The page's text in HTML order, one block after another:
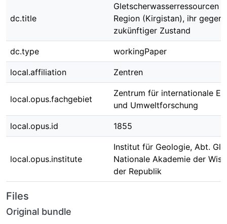
dc.title
Gletscherwasserressourcen
Region (Kirgistan), ihr
zukünftiger Zustand
dc.type workingPaper
local.affiliation Zentren
local.opus.fachgebiet
Zentrum für internationale
und Umweltforschung
local.opus.id 1855
local.opus.institute
Institut für Geologie, Abt.
Nationale Akademie der
der Republik
Files
Original bundle